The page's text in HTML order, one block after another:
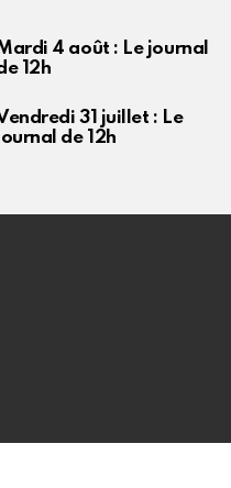
4 août : Le journal
12h
31 juillet : Le
de 12h